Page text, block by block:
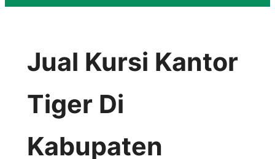
c
Jual Kursi Kantor
Tiger Di
Kabupaten